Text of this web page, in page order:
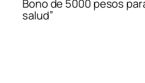
Bono de 5000 pesos
salud”